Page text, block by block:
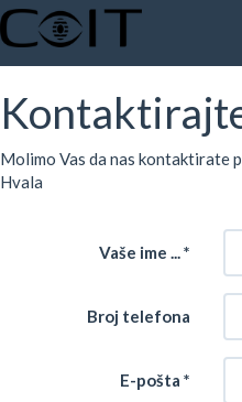
Molimo Vas da nas kontaktirate
Hvala
Vaše ime ...
Broj telefona
E-pošta